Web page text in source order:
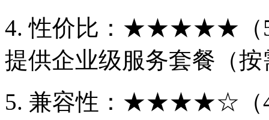
4. 性价比：★★★★★（5/
提供企业级服务套餐（
5. 兼容性：★★★★☆（